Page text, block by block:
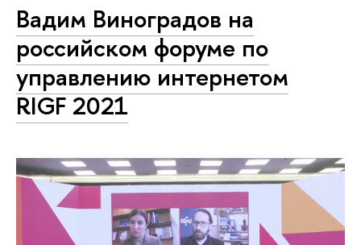
Вадим Виноградов на
российском форуме по
управлению интернетом
RIGF 2021